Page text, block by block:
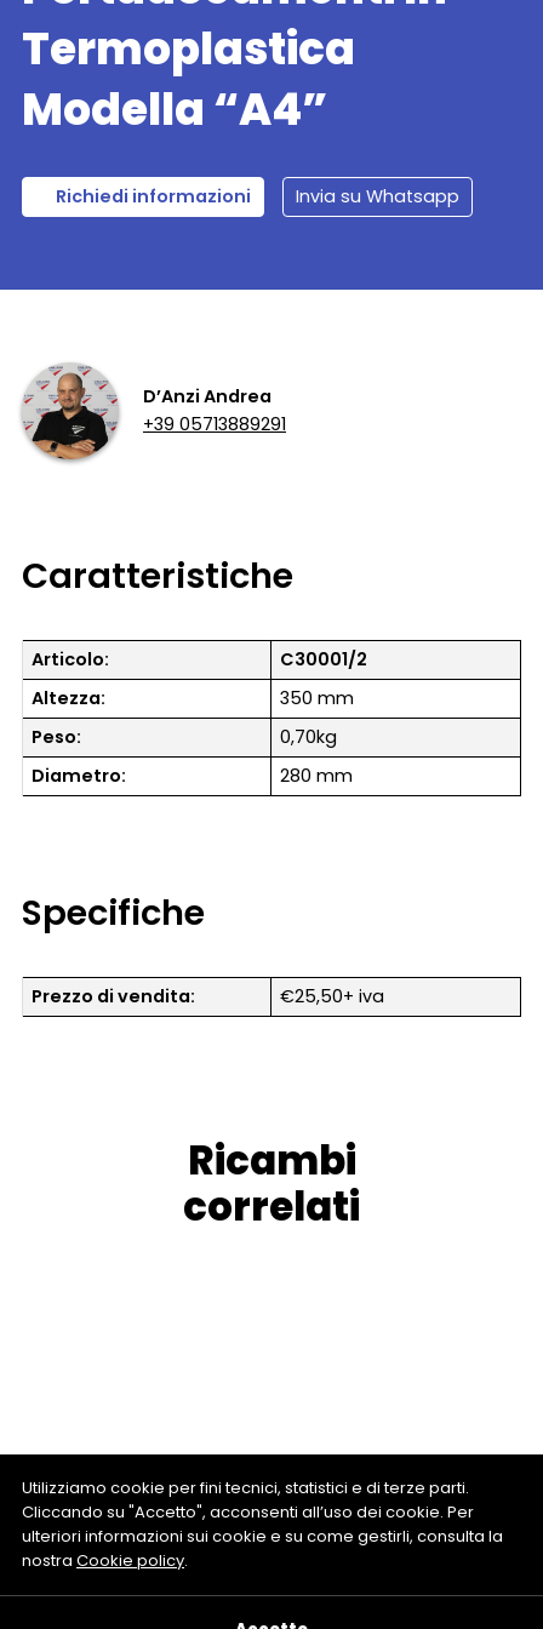
Termoplastica
Modella “A4”
Richiedi informazioni Invia su Whatsapp
D’Anzi Andrea
+39 05713889291
Caratteristiche
Articolo:
C30001/2
Altezza:
350 mm
Peso:
0,70kg
Diametro:
280 mm
Specifiche
Prezzo di vendita: €25,50+ iva
Ricambi
correlati
Utilizziamo cookie per fini tecnici, statistici e di terze parti.
Cliccando su "Accetto", acconsenti all’uso dei cookie. Per
ulteriori informazioni sui cookie e su come gestirli, consulta la
nostra Cookie policy.